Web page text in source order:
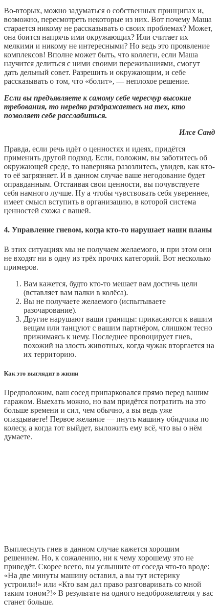
Во-вторых, можно задуматься о собственных принципах и,
возможно, пересмотреть некоторые из них. Вот почему Маша
старается никому не рассказывать о своих проблемах? Может,
она боится напрячь ими окружающих? Или считает их
мелкими и никому не интересными? Но ведь это проявление
комплексов! Вполне может быть, что коллеги, если Маша
научится делиться с ними своими переживаниями, смогут
дать дельный совет. Разрешить и окружающим, и себе
рассказывать о том, что «болит», — неплохое решение.
Если вы предъявляете к самому себе чересчур высокие
требования, то нередко раздражаетесь на тех, кто
позволяет себе расслабиться.
Илсе Санд
Правда, если речь идёт о ценностях и идеях, придётся
применить другой подход. Если, положим, вы заботитесь об
окружающей среде, то наверняка разозлитесь, увидев, как кто-
то её загрязняет. И в данном случае ваше негодование будет
оправданным. Отстаивая свои ценности, вы почувствуете
себя намного лучше. Ну а чтобы чувствовать себя увереннее,
имеет смысл вступить в организацию, в которой система
ценностей схожа с вашей.
4. Управление гневом, когда кто-то нарушает наши планы
В этих ситуациях мы не получаем желаемого, и при этом они
не входят ни в одну из трёх прочих категорий. Вот несколько
примеров.
Вам кажется, будто кто-то мешает вам достичь цели
(вставляет вам палки в колёса).
Вы не получаете желаемого (испытываете
разочарование).
Другие нарушают ваши границы: прикасаются к вашим
вещам или танцуют с вашим партнёром, слишком тесно
прижимаясь к нему. Последнее провоцирует гнев,
похожий на злость животных, когда чужак вторгается на
их территорию.
Как это выглядит в жизни
Предположим, ваш сосед припарковался прямо перед вашим
гаражом. Выехать можно, но вам придётся потратить на это
больше времени и сил, чем обычно, а вы ведь уже
опаздываете! Первое желание — пнуть машину обидчика по
колесу, а когда тот выйдет, выложить ему всё, что вы о нём
думаете.
Выплеснуть гнев в данном случае кажется хорошим
решением. Но, к сожалению, ни к чему хорошему это не
приведёт. Скорее всего, вы услышите от соседа что-то вроде:
«На две минуты машину оставил, а вы тут истерику
устроили!» или «Кто вам дал право разговаривать со мной
таким тоном?!» В результате на одного недоброжелателя у вас
станет больше.